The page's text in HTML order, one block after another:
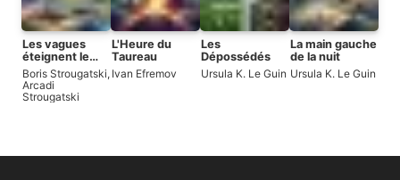
Les vagues
éteignent le
vent
Boris Strougatski,
Arcadi
Strougatski
L'Heure du
Taureau
Ivan Efremov
Les
Dépossédés
Ursula K. Le Guin
La main gauche
de la nuit
Ursula K. Le Guin